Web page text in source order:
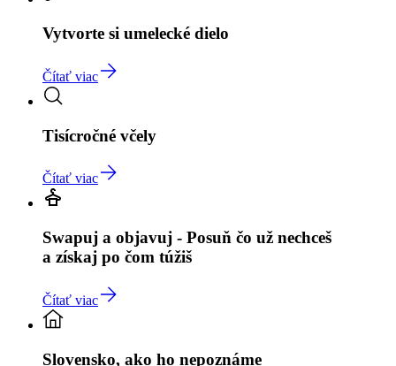
Vytvorte si umelecké dielo
Čítať viac
Tisícročné včely
Čítať viac
Swapuj a objavuj - Posuň čo už nechceš
a získaj po čom túžiš
Čítať viac
Slovensko, ako ho nepoznáme